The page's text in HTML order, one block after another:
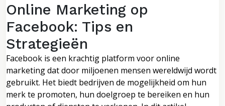
Online Marketing op
Facebook: Tips en
Strategieën
Facebook is een krachtig platform voor online
marketing dat door miljoenen mensen wereldwijd wordt
gebruikt. Het biedt bedrijven de mogelijkheid om hun
merk te promoten, hun doelgroep te bereiken en hun